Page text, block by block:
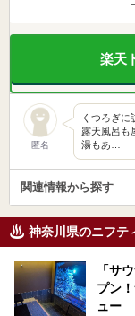
楽天
匿名
くつろぎに
露天風呂も
湯もあ…
関連情報から探す
神奈川県のニフテ
「サ
プン
ュー